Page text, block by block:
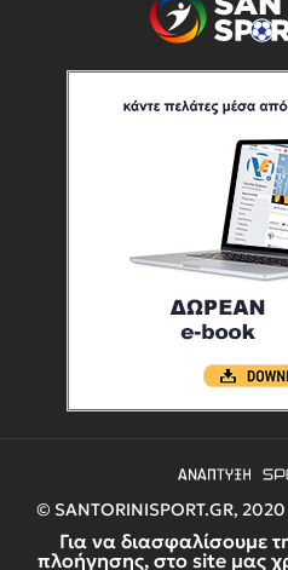
Για να διασφαλίσουμε
πλοήγησης, στο site μας
© SANTORINISPORT.GR,